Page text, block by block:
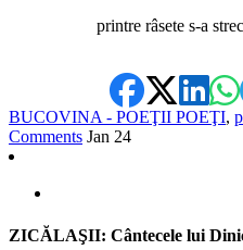
printre râsete s-a
BUCOVINA - POEŢII POEŢI,
Comments Jan 24
ZICĂLAŞII: Cântecele lui